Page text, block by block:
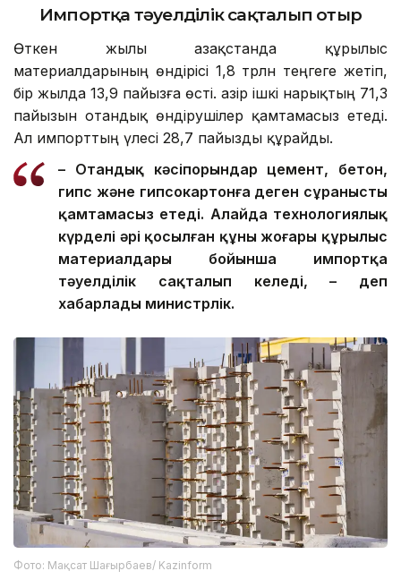
Импортқа тәуелділік сақталып отыр
Өткен жылы Қазақстанда құрылыс
материалдарының өндірісі 1,8 трлн теңгеге жетіп,
бір жылда 13,9 пайызға өсті. Қазір ішкі нарықтың 71,3
пайызын отандық өндірушілер қамтамасыз етеді.
Ал импорттың үлесі 28,7 пайызды құрайды.
– Отандық кәсіпорындар цемент, бетон,
гипс және гипсокартонға деген сұранысты
қамтамасыз етеді. Алайда технологиялық
күрделі әрі қосылған құны жоғары құрылыс
материалдары бойынша импортқа
тәуелділік сақталып келеді, – деп
хабарлады министрлік.
Фото: Мақсат Шағырбаев/ Kazinform